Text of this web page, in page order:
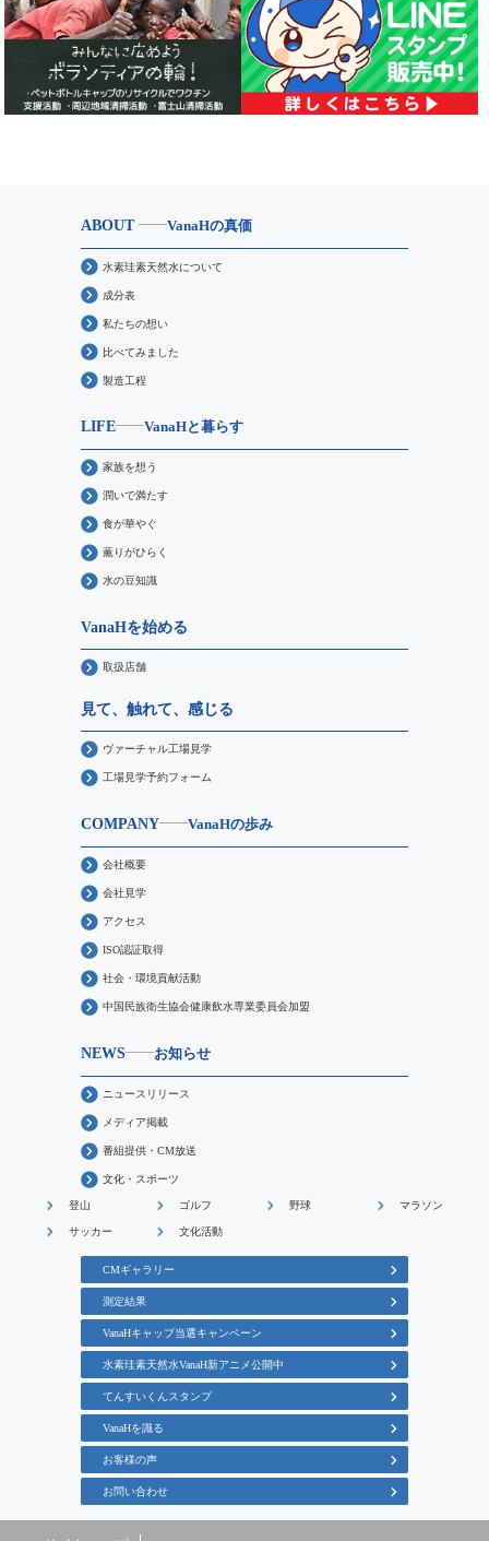
ABOUT VanaHの真価
水素珪素天然水について
成分表
私たちの想い
比べてみました
製造工程
LIFE VanaHと暮らす
家族を想う
潤いで満たす
食が華やぐ
薫りがひらく
水の豆知識
VanaHを始める
取扱店舗
見て、触れて、感じる
ヴァーチャル工場見学
工場見学予約フォーム
COMPANY VanaHの歩み
会社概要
会社見学
アクセス
ISO認証取得
社会・環境貢献活動
中国民族衛生協会健康飲水専業委員会加盟
NEWS お知らせ
ニュースリリース
メディア掲載
番組提供・CM放送
文化・スポーツ
登山 ゴルフ 野球 マラソン
サッカー 文化活動
CMギャラリー
測定結果
VanaHキャップ当選キャンペーン
水素珪素天然水VanaH新アニメ公開中
てんすいくんスタンプ
VanaHを識る
お客様の声
お問い合わせ